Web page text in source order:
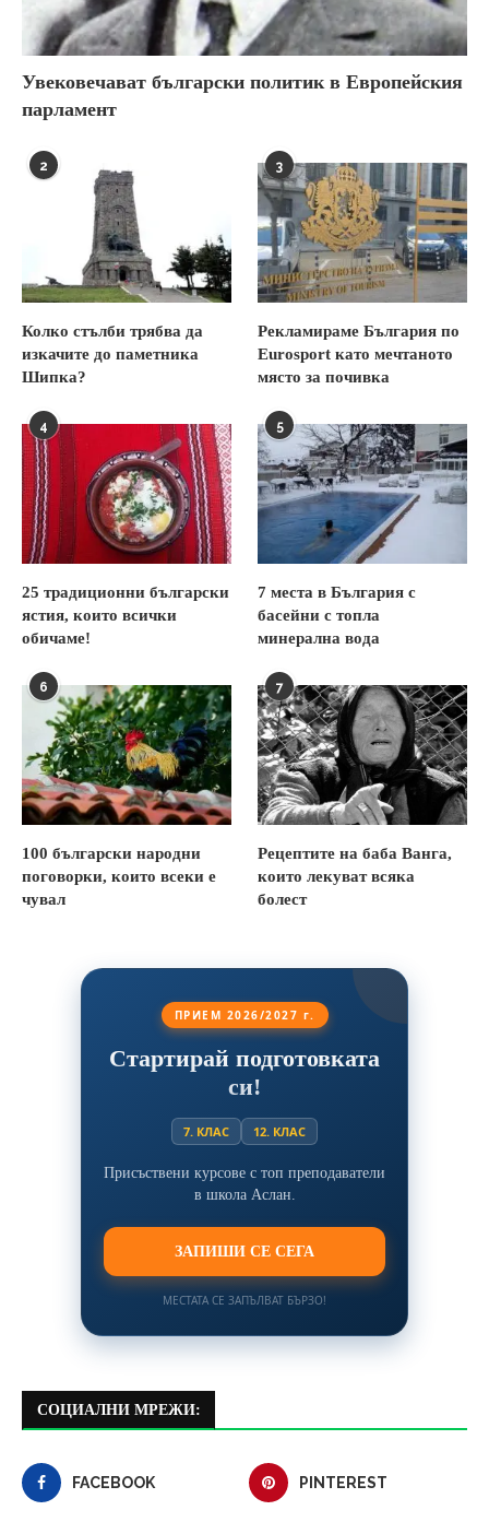
Увековечават български политик в Европейския
парламент
2
Колко стълби трябва да
изкачите до паметника
Шипка?
3
Рекламираме България по
Eurosport като мечтаното
място за почивка
4
25 традиционни български
ястия, които всички
обичаме!
5
7 места в България с
басейни с топла
минерална вода
6
100 български народни
поговорки, които всеки е
чувал
7
Рецептите на баба Ванга,
които лекуват всяка
болест
ПРИЕМ 2026/2027 г.
Стартирай подготовката
си!
7. КЛАС 12. КЛАС
Присъствени курсове с топ преподаватели
в школа Аслан.
ЗАПИШИ СЕ СЕГА
МЕСТАТА СЕ ЗАПЪЛВАТ БЪРЗО!
СОЦИАЛНИ МРЕЖИ:
FACEBOOK PINTEREST